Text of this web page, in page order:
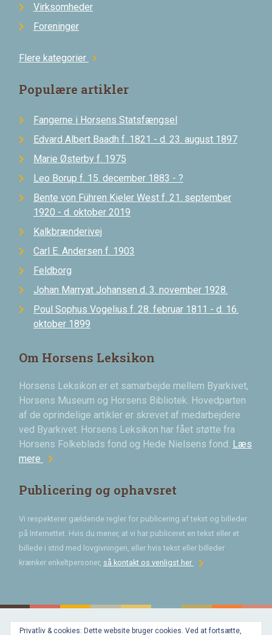
Virksomheder
Foreninger
Flere kategorier chevron_right
Populære artikler
Fangerne i Horsens Statsfængsel
Edvard Albert Baadh f. 1821 - d. 23. august 1897
Marie Østerby f. 1975
Leo Borup f. 15. december 1883 - ?
Bente von Führen Kieler West f. 21. september
1920 - d. oktober 2019
Kalkbrænderivej
Carl E. Andersen f. 1903
Feldborg
Johan Marryat Johansen d. 3. november 1928.
Poul Sophus Vogelius f. 28. februar 1811 - d. 16.
oktober 1899
Om Horsens Leksikon
Horsens Leksikon er et samarbejde mellem Byarkivet,
Horsens Museum og Horsens Bibliotek. Hovedparten
af de oprindelige artikler er skrevet af medarbejdere
ved Byarkivet. Horsens Leksikon har fået støtte fra
Horsens Folkeblads fond og Hede Nielsens fond. Læs
mere chevron_right
Publicering og ophavsret
Vi respekterer gældende regler for publicering af tekst og billeder
på Internettet. Hvis du mener, at vi har publiceret en tekst eller et
billede i strid med lovgivningen, eller hvis tekst eller billeder
krænker enkeltpersoner, så kontakt os venligst herchevron_right
Bygget med
Privatliv & cookies: Dette website bruger cookies. Ved at fortsætte,